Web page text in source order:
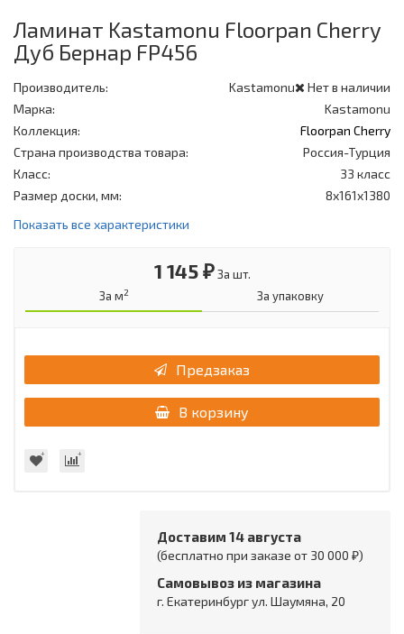
Ламинат Kastamonu Floorpan Cherry
Дуб Бернар FP456
Нет в наличии
Производитель:
Kastamonu
Марка:
Kastamonu
Коллекция:
Floorpan Cherry
Страна производства товара:
Россия-Турция
Класс:
33 класс
Размер доски, мм:
8x161x1380
Показать все характеристики
1 145 ₽ За шт.
За м2 За упаковку
Предзаказ
В корзину
Доставим 14 августа
(бесплатно при заказе от 30 000 ₽)
Самовывоз из магазина
г. Екатеринбург ул. Шаумяна, 20